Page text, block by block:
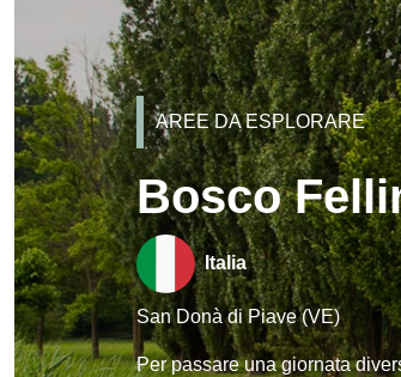
AREE DA ESPLORARE
Bosco
Italia
San Donà di Piave (VE)
Per passare una giornata